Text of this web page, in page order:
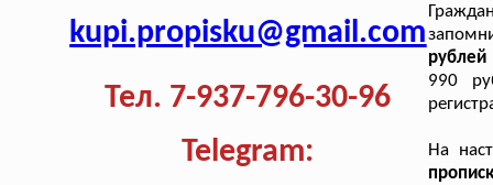
kupi.propisku@gmail.com
Тел. 7-937-796-30-96
Telegram:
990
На